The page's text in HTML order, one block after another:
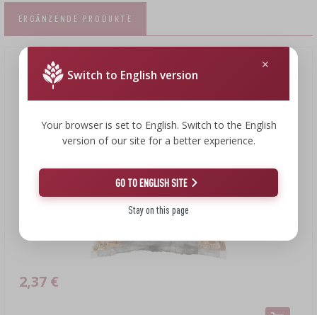
ERGÄNZENDE PRODUKTE
2,37 €
Switch to English version
Your browser is set to English. Switch to the English
version of our site for a better experience.
GO TO ENGLISH SITE
Stay on this page